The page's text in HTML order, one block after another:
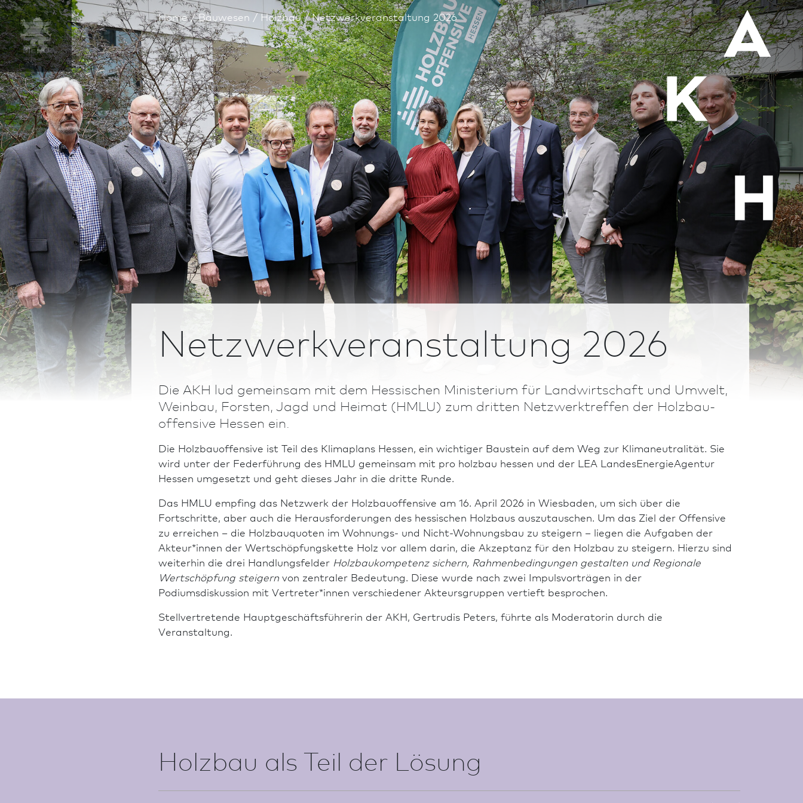
Home Bauwesen Holz­bau Netzwerkveranstaltung 2026
Netzwerkveranstaltung 2026
Die AKH lud gemeinsam mit dem Hessischen Ministerium für Landwirtschaft und Umwelt,
Weinbau, Forsten, Jagd und Heimat (HMLU) zum dritten Netzwerktreffen der Holz­bau­
offensive Hessen ein.
Die Holz­bau­offensive ist Teil des Klimaplans Hessen, ein wichtiger Bau­stein auf dem Weg zur Klimaneutralität. Sie
wird unter der Federführung des HMLU gemeinsam mit pro holzbau hessen und der LEA LandesEnergieAgentur
Hessen umgesetzt und geht dieses Jahr in die dritte Runde.
Das HMLU empfing das Netzwerk der Holz­bau­offensive am 16. April 2026 in Wies­ba­den, um sich über die
Fortschritte, aber auch die Heraus­forderungen des hes­si­schen Holz­baus auszutauschen. Um das Ziel der Offensive
zu erreichen – die Holz­bauquoten im Wohnungs- und Nicht-Wohnungs­bau zu steigern – liegen die Aufgaben der
Akteur*innen der Wertschöpfungskette Holz vor allem darin, die Akzeptanz für den Holz­bau zu steigern. Hierzu sind
weiterhin die drei Handlungsfelder Holz­baukompetenz sichern, Rahmen­bedingungen gestalten und Regionale
Wertschöpfung steigern von zentraler Be­deutung. Diese wurde nach zwei Impulsvorträgen in der
Podiumsdiskussion mit Vertreter*innen verschiedener Akteursgruppen vertieft besprochen.
Stellvertretende Haupt­geschäfts­führerin der AKH, Gertrudis Peters, führte als Moderatorin durch die
Veranstaltung.
Holz­bau als Teil der Lösung